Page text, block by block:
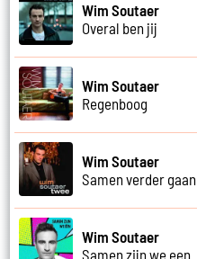
Wim Soutaer
Overal ben jij
Wim Soutaer
Regenboog
Wim Soutaer
Samen verder gaan
Wim Soutaer
Samen zijn we een